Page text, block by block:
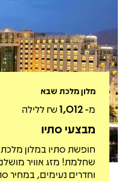
מלון מלכת שבא
מ-1,012₪ ללילה
מבצעי סתיו
חופשת סתיו במלון
שחלמת! מזג אוויר
וחדרים נעימים, במחיר